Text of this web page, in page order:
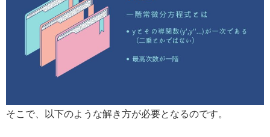
そこで、以下のような解き方が必要となるのです。